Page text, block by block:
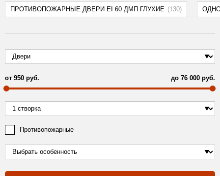
ПРОТИВОПОЖАРНЫЕ ДВЕРИ EI 60 ДМП ГЛУХИЕ (130)
от 950 руб. до 76 000 руб.
Противопожарные